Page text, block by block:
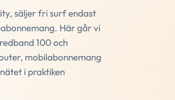
säljer fri surf endast
Här går vi
100 och
mobilabonnemang
i praktiken